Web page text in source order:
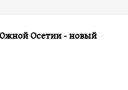
Осетии - новый